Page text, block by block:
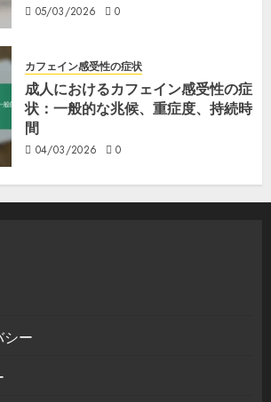
05/03/2026 0
カフェイン感受性の症状
成人におけるカフェイン感受性の症
状：一般的な兆候、重症度、持続時
間
04/03/2026 0
シー